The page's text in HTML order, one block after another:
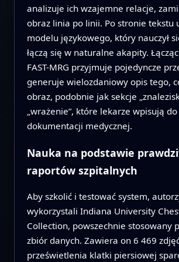
analizuje ich wzajemne relacje,
obraz linia po linii. Po stronie tekstu
modelu językowego, który nauczył
łączą się w naturalne akapity.
FAST-MRG przyjmuje pojedyncze
generuje wielozdaniowy opis tego,
obraz, podobnie jak sekcje
„wrażenie”, które lekarze wpisują do
dokumentacji medycznej.
Nauka na podstawie
raportów szpitalnych
Aby szkolić i testować system,
wykorzystali Indiana University
Collection, powszechnie stosowany
zbiór danych. Zawiera on 6 469
prześwietlenia klatki piersiowej